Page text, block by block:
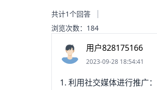
共计1个回答
浏览次数：184
用户828175166
2023-09-28 18:54:41
1. 利用社交媒体进行推广